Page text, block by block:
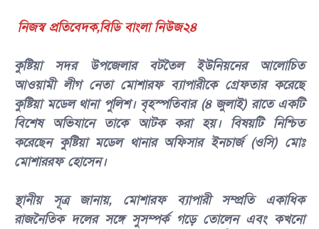
নিজস্ব প্রতিবেদক,বিডি বাংলা নিউজ২৪
‎কুষ্টিয়া সদর উপজেলার বটতৈল ইউনিয়নের আলোচিত
আওয়ামী লীগ নেতা মোশারফ ব্যাপারীকে গ্রেফতার করেছে
কুষ্টিয়া মডেল থানা পুলিশ। বৃহস্পতিবার (৪ জুলাই) রাতে একটি
বিশেষ অভিযানে তাকে আটক করা হয়। বিষয়টি নিশ্চিত
করেছেন কুষ্টিয়া মডেল থানার অফিসার ইনচার্জ (ওসি) মোঃ
মোশাররফ হোসেন।
‎স্থানীয় সূত্র জানায়, মোশারফ ব্যাপারী সম্প্রতি একাধিক
রাজনৈতিক দলের সঙ্গে সুসম্পর্ক গড়ে তোলেন এবং কখনো